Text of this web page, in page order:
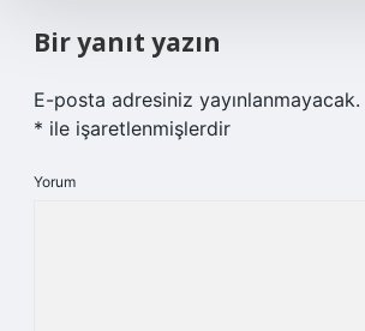
Bir yanıt yazın
E-posta adresiniz yayınlanmayacak.
* ile işaretlenmişlerdir
Yorum